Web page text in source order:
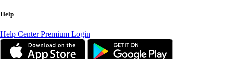
Help
Help CenterPremium Login